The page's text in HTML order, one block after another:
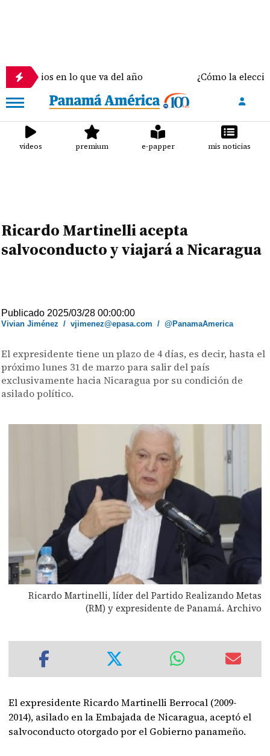
en lo que va del año ¿Cómo la elección
videos premium e-papper mis noticias
Ricardo Martinelli acepta
salvoconducto y viajará a Nicaragua
Publicado 2025/03/28 00:00:00
Vivian Jiménez /vjimenez@epasa.com /@PanamaAmerica
El expresidente tiene un plazo de 4 días, es decir, hasta el
próximo lunes 31 de marzo para salir del país
exclusivamente hacia Nicaragua por su condición de
asilado político.
Ricardo Martinelli, líder del Partido Realizando Metas
(RM) y expresidente de Panamá. Archivo
El expresidente Ricardo Martinelli Berrocal (2009-
2014), asilado en la Embajada de Nicaragua, aceptó el
salvoconducto otorgado por el Gobierno panameño.